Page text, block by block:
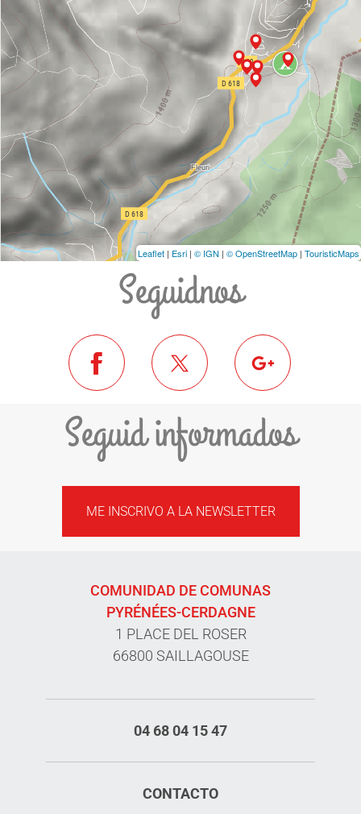
Leaflet | Esri | © IGN | © OpenStreetMap | TouristicMaps
Seguidnos
Seguid informados
ME INSCRIVO A LA NEWSLETTER
COMUNIDAD DE COMUNAS
PYRÉNÉES-CERDAGNE
1 PLACE DEL ROSER
66800 SAILLAGOUSE
04 68 04 15 47
CONTACTO